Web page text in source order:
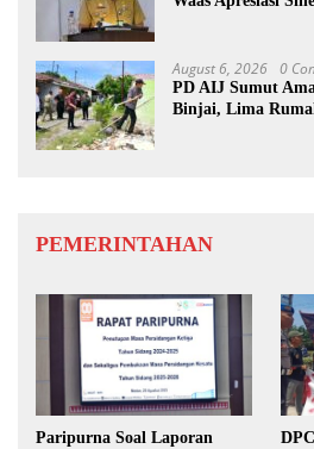
August 6, 2026 0
PD AIJ Sumut
Binjai, Lima
PEMERINTAHAN
Paripurna Soal Laporan